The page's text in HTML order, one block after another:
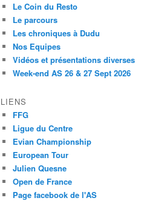
Le Coin du Resto
Le parcours
Les chroniques à Dudu
Nos Equipes
Vidéos et présentations diverses
Week-end AS 26 & 27 Sept 2026
LIENS
FFG
Ligue du Centre
Evian Championship
European Tour
Julien Quesne
Open de France
Page facebook de l'AS